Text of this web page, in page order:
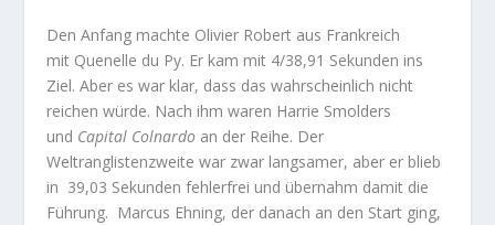
Den Anfang machte Olivier Robert aus Frankreich
mit Quenelle du Py. Er kam mit 4/38,91 Sekunden ins
Ziel. Aber es war klar, dass das wahrscheinlich nicht
reichen würde. Nach ihm waren Harrie Smolders
und Capital Colnardo an der Reihe. Der
Weltranglistenzweite war zwar langsamer, aber er blieb
in 39,03 Sekunden fehlerfrei und übernahm damit die
Führung. Marcus Ehning, der danach an den Start ging,